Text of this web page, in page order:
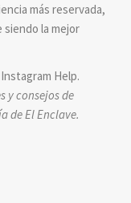
más reservada,
la mejor
Help.
y consejos de
de El Enclave.